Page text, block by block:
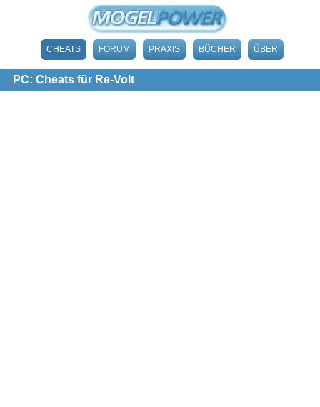
CHEATS FORUM PRAXIS BÜCHER ÜBER
PC: Cheats für Re-Volt